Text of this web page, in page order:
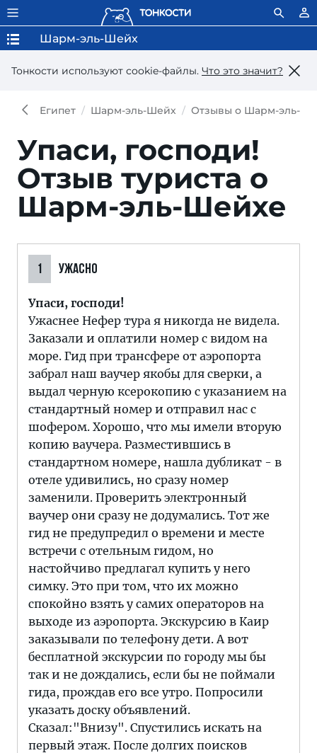
Тонкости используют сookie-файлы. Что это значит?
Шарм-эль-Шейх
Египет Шарм-эль-Шейх Отзывы о Шарм-эль-
Упаси, господи!
Отзыв туриста о
Шарм-эль-Шейхе
1 УЖАСНО
Упаси, господи!
Ужаснее Нефер тура я никогда не видела.
Заказали и оплатили номер с видом на
море. Гид при трансфере от аэропорта
забрал наш ваучер якобы для сверки, а
выдал черную ксерокопию с указанием на
стандартный номер и отправил нас с
шофером. Хорошо, что мы имели вторую
копию ваучера. Разместившись в
стандартном номере, нашла дубликат - в
отеле удивились, но сразу номер
заменили. Проверить электронный
ваучер они сразу не додумались. Тот же
гид не предупредил о времени и месте
встречи с отельным гидом, но
настойчиво предлагал купить у него
симку. Это при том, что их можно
спокойно взять у самих операторов на
выходе из аэропорта. Экскурсию в Каир
заказывали по телефону дети. А вот
бесплатной экскурсии по городу мы бы
так и не дождались, если бы не поймали
гида, прождав его все утро. Попросили
указать доску объявлений.
Сказал:"Внизу". Спустились искать на
первый этаж. После долгих поисков